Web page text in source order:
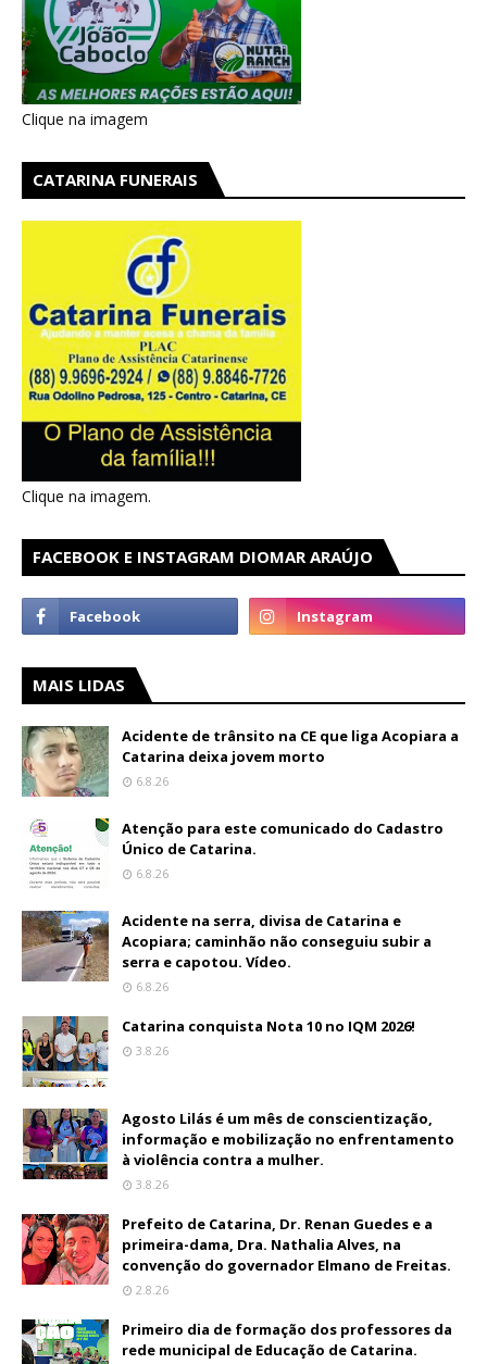
Clique na imagem
CATARINA FUNERAIS
Clique na imagem.
FACEBOOK E INSTAGRAM DIOMAR ARAÚJO
MAIS LIDAS
Acidente de trânsito na CE que liga Acopiara a
Catarina deixa jovem morto
6.8.26
Atenção para este comunicado do Cadastro
Único de Catarina.
6.8.26
Acidente na serra, divisa de Catarina e
Acopiara; caminhão não conseguiu subir a
serra e capotou. Vídeo.
6.8.26
Catarina conquista Nota 10 no IQM 2026!
3.8.26
Agosto Lilás é um mês de conscientização,
informação e mobilização no enfrentamento
à violência contra a mulher.
3.8.26
Prefeito de Catarina, Dr. Renan Guedes e a
primeira-dama, Dra. Nathalia Alves, na
convenção do governador Elmano de Freitas.
2.8.26
Primeiro dia de formação dos professores da
rede municipal de Educação de Catarina.